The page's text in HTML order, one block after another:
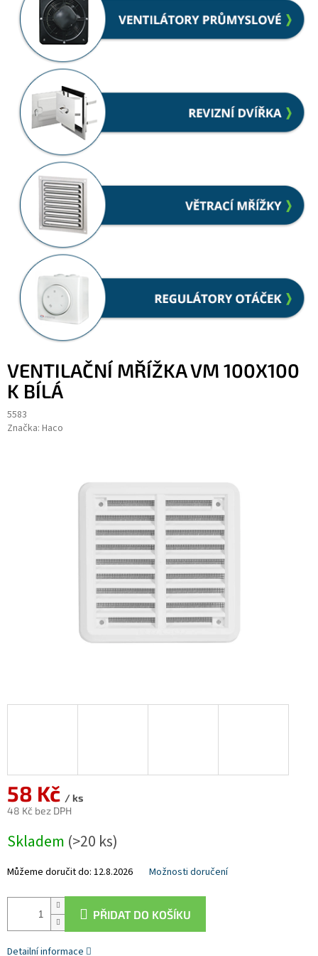
VENTILAČNÍ MŘÍŽKA VM 100X100
K BÍLÁ
5583
Značka: Haco
58 Kč / ks
48 Kč bez DPH
cena:
Skladem (>20 ks)
Můžeme doručit do: 12.8.2026 Možnosti doručení
PŘIDAT DO KOŠÍKU
Detailní informace